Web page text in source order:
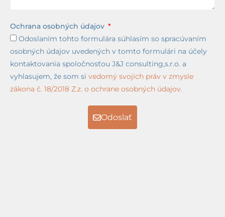
Ochrana osobných údajov
Odoslaním tohto formulára súhlasím so spracúvaním
osobných údajov uvedených v tomto formulári na účely
kontaktovania spoločnosťou J&J consulting,s.r.o. a
vyhlasujem, že som si vedomý svojich práv v zmysle
zákona č. 18/2018 Z.z. o ochrane osobných údajov.
Odoslať